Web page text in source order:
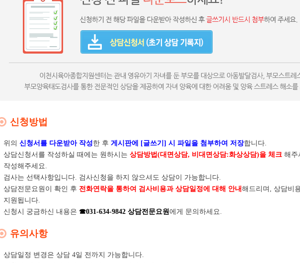
신청방법
위의 신청서를 다운받아 작성한 후 게시판에 [글쓰기] 시 파일을 첨부하여 저장합니다.
상담신청서를 작성하실 때에는 원하시는 상담방법(대면상담, 비대면상담:화상상담)을 체크 해주
작성해주세요.
검사는 선택사항입니다. 검사신청을 하지 않으셔도 상담이 가능합니다.
상담전문요원이 확인 후 전화연락을 통하여 검사비용과 상담일정에 대해 안내 해드리며, 상담비
지원됩니다.
신청시 궁금하신 내용은 ☎031-634-9842 상담전문요원에게 문의하세요.
유의사항
상담일정 변경은 상담 4일 전까지 가능합니다.